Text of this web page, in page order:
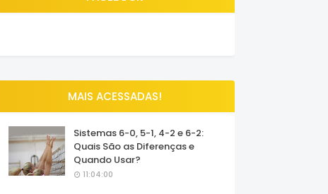
MAIS ACESSADAS!
Sistemas 6-0, 5-1, 4-2 e 6-2:
Quais São as Diferenças e
Quando Usar?
11:04:00